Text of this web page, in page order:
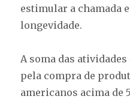
estimular a chamada
longevidade.
A soma das
pela compra de
americanos acima de